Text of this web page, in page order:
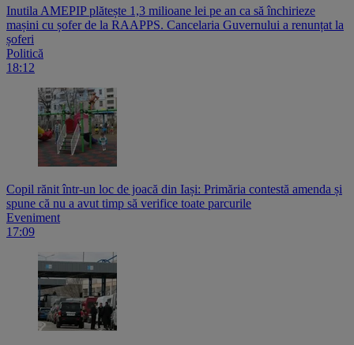
Inutila AMEPIP plătește 1,3 milioane lei pe an ca să închirieze
mașini cu șofer de la RAAPPS. Cancelaria Guvernului a renunțat la
șoferi
Politică
18:12
Copil rănit într-un loc de joacă din Iași: Primăria contestă amenda și
spune că nu a avut timp să verifice toate parcurile
Eveniment
17:09